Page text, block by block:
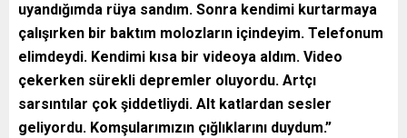
uyandığımda rüya sandım. Sonra kendimi kurtarmaya
çalışırken bir baktım molozların içindeyim. Telefonum
elimdeydi. Kendimi kısa bir videoya aldım. Video
çekerken sürekli depremler oluyordu. Artçı
sarsıntılar çok şiddetliydi. Alt katlardan sesler
geliyordu. Komşularımızın çığlıklarını duydum.”